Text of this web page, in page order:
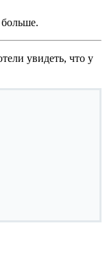
увидеть, что у